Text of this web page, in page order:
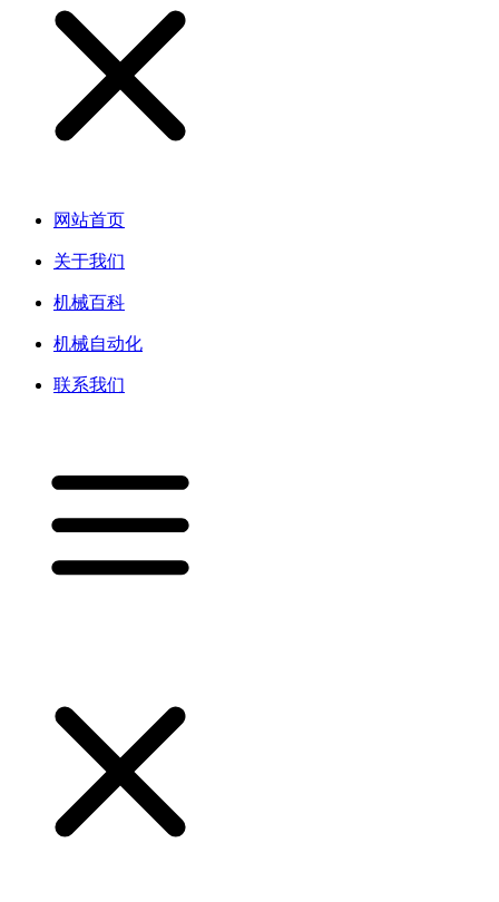
网站首页
关于我们
机械百科
机械自动化
联系我们